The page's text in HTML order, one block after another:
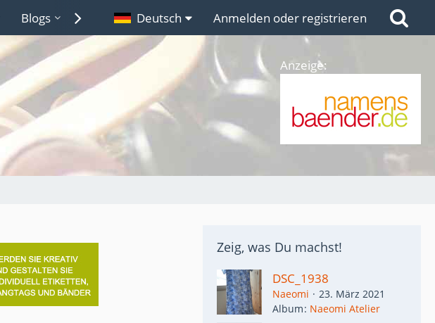
Blogs Lexikon Links
Deutsch Anmelden oder registrieren
Anzeige:
Zeig, was Du machst!
DSC_1938
Naeomi
23. März 2021
Album Naeomi Atelier